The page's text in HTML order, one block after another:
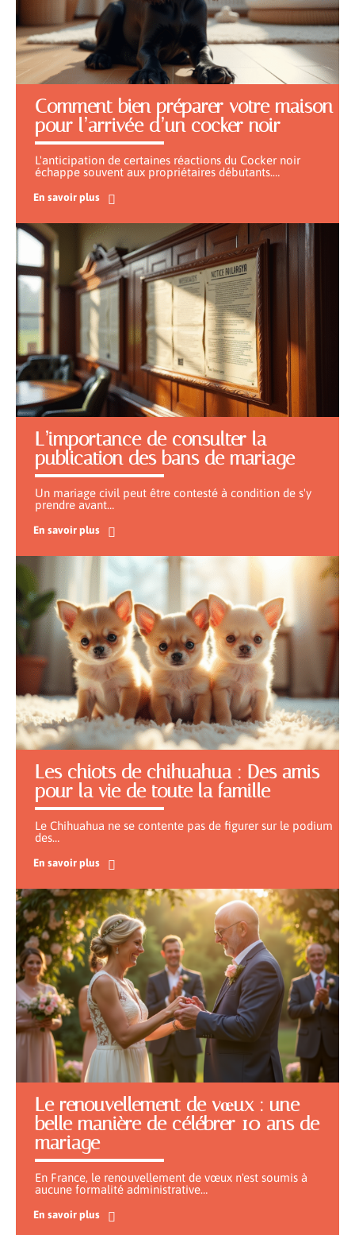
Comment bien préparer votre maison
pour l’arrivée d’un cocker noir
L'anticipation de certaines réactions du Cocker noir
échappe souvent aux propriétaires débutants.…
En savoir plus
L’importance de consulter la
publication des bans de mariage
Un mariage civil peut être contesté à condition de s'y
prendre avant…
En savoir plus
Les chiots de chihuahua : Des amis
pour la vie de toute la famille
Le Chihuahua ne se contente pas de figurer sur le podium
des…
En savoir plus
Le renouvellement de vœux : une
belle manière de célébrer 10 ans de
mariage
En France, le renouvellement de vœux n'est soumis à
aucune formalité administrative…
En savoir plus